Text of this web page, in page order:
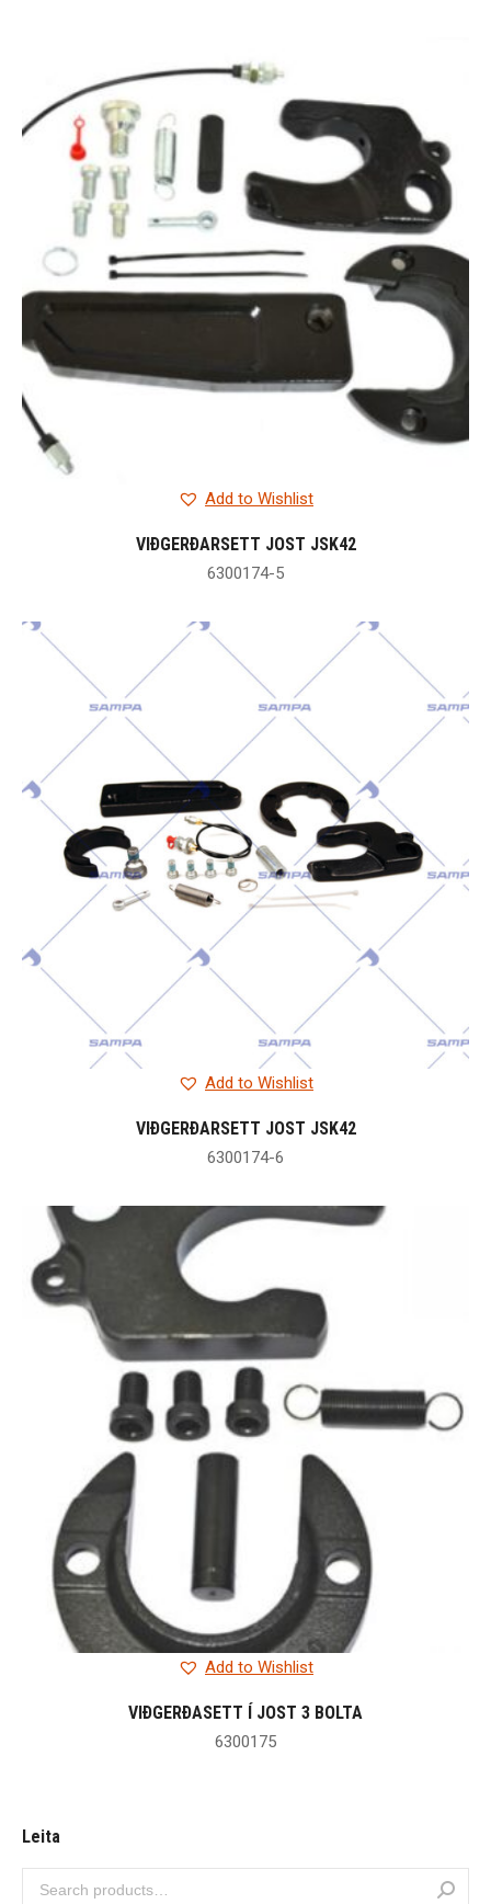
Add to Wishlist
VIÐGERÐARSETT JOST JSK42
6300174-5
Add to Wishlist
VIÐGERÐARSETT JOST JSK42
6300174-6
Add to Wishlist
VIÐGERÐASETT Í JOST 3 BOLTA
6300175
Leita